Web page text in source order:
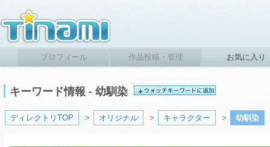
プロフィール 作品投稿・管理 お気に入り
キーワード情報 - 幼馴染
ディレクトリTOP > オリジナル > キャラクター > 幼馴染